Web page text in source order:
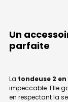
Un
parfaite
La tondeuse 2 en
impeccable. Elle
en respectant la